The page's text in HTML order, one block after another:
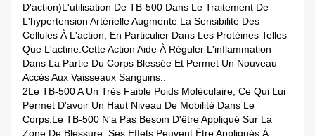
D'action)L'utilisation De TB-500 Dans Le Traitement De
L'hypertension Artérielle Augmente La Sensibilité Des
Cellules À L'action, En Particulier Dans Les Protéines Telles
Que L'actine.Cette Action Aide À Réguler L'inflammation
Dans La Partie Du Corps Blessée Et Permet Un Nouveau
Accès Aux Vaisseaux Sanguins..
2Le TB-500 A Un Très Faible Poids Moléculaire, Ce Qui Lui
Permet D'avoir Un Haut Niveau De Mobilité Dans Le
Corps.Le TB-500 N'a Pas Besoin D'être Appliqué Sur La
Zone De Blessure; Ses Effets Peuvent Être Appliqués À